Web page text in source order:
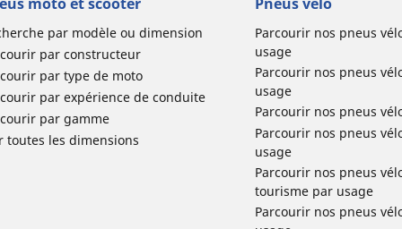
par modèle ou dimension
par constructeur
par type de moto
par expérience de conduite
par gamme
toutes les dimensions
Parcourir nos pneus
usage
Parcourir nos pneus
usage
Parcourir nos pneus
Parcourir nos pneus
usage
Parcourir nos pneus
tourisme par usage
Parcourir nos pneus